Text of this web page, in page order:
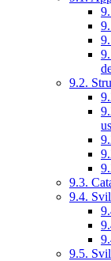
9.2.
9.3.
9.4.
9.5.